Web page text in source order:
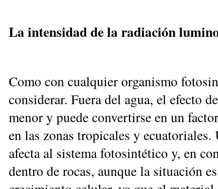
La intensidad de la radiación
Como con cualquier organismo
considerar. Fuera del agua, el efecto
menor y puede convertirse en un
en las zonas tropicales y
afecta al sistema fotosintético y, en
dentro de rocas, aunque la situación